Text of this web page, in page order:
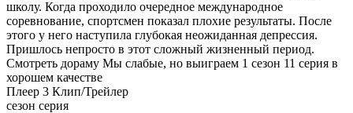
школу. Когда проходило очередное международное
соревнование, спортсмен показал плохие результаты. После
этого у него наступила глубокая неожиданная депрессия.
Пришлось непросто в этот сложный жизненный период.
Смотреть дораму Мы слабые, но выиграем 1 сезон 11 серия в
хорошем качестве
Плеер 3 Клип/Трейлер
сезон серия